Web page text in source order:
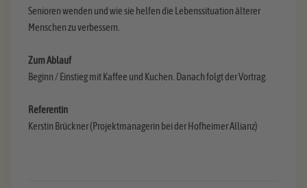
Senioren wenden und wie sie helfen die Lebenssituation älterer
Menschen zu verbessern.
Zum Ablauf
Beginn / Einstieg mit Kaffee und Kuchen. Danach folgt der Vortrag.
Referentin
Kerstin Brückner (Projektmanagerin bei der Hofheimer Allianz)